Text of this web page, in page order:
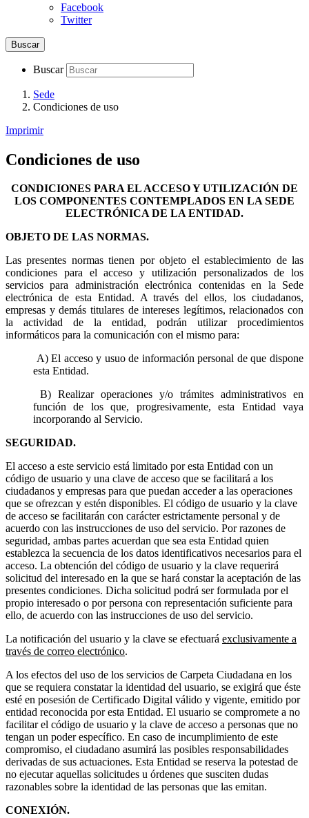
Facebook
Twitter
Buscar
Buscar
Sede
Condiciones de uso
Imprimir
Condiciones de uso
CONDICIONES PARA EL ACCESO Y UTILIZACIÓN DE
LOS COMPONENTES CONTEMPLADOS EN LA SEDE
ELECTRÓNICA DE LA ENTIDAD.
OBJETO DE LAS NORMAS.
Las presentes normas tienen por objeto el establecimiento de las
condiciones para el acceso y utilización personalizados de los
servicios para administración electrónica contenidas en la Sede
electrónica de esta Entidad. A través del ellos, los ciudadanos,
empresas y demás titulares de intereses legítimos, relacionados con
la actividad de la entidad, podrán utilizar procedimientos
informáticos para la comunicación con el mismo para:
A) El acceso y usuo de información personal de que dispone
esta Entidad.
B) Realizar operaciones y/o trámites administrativos en
función de los que, progresivamente, esta Entidad vaya
incorporando al Servicio.
SEGURIDAD.
El acceso a este servicio está limitado por esta Entidad con un
código de usuario y una clave de acceso que se facilitará a los
ciudadanos y empresas para que puedan acceder a las operaciones
que se ofrezcan y estén disponibles. El código de usuario y la clave
de acceso se facilitarán con carácter estrictamente personal y de
acuerdo con las instrucciones de uso del servicio. Por razones de
seguridad, ambas partes acuerdan que sea esta Entidad quien
establezca la secuencia de los datos identificativos necesarios para el
acceso. La obtención del código de usuario y la clave requerirá
solicitud del interesado en la que se hará constar la aceptación de las
presentes condiciones. Dicha solicitud podrá ser formulada por el
propio interesado o por persona con representación suficiente para
ello, de acuerdo con las instrucciones de uso del servicio.
La notificación del usuario y la clave se efectuará exclusivamente a
través de correo electrónico.
A los efectos del uso de los servicios de Carpeta Ciudadana en los
que se requiera constatar la identidad del usuario, se exigirá que éste
esté en posesión de Certificado Digital válido y vigente, emitido por
entidad reconocida por esta Entidad. El usuario se compromete a no
facilitar el código de usuario y la clave de acceso a personas que no
tengan un poder específico. En caso de incumplimiento de este
compromiso, el ciudadano asumirá las posibles responsabilidades
derivadas de sus actuaciones. Esta Entidad se reserva la potestad de
no ejecutar aquellas solicitudes u órdenes que susciten dudas
razonables sobre la identidad de las personas que las emitan.
CONEXIÓN.